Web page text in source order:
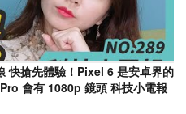
快搶先體驗！Pixel 6 是安卓界的
會有 1080p 鏡頭 科技小電報